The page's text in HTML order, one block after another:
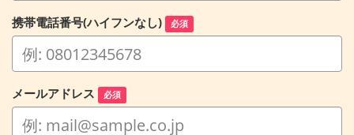
携帯電話番号(ハイフンなし) 必須
メールアドレス 必須